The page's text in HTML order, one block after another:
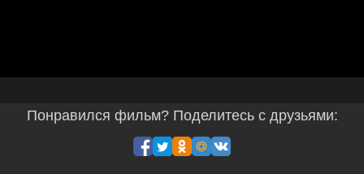
Понравился фильм? Поделитесь с друзьями: